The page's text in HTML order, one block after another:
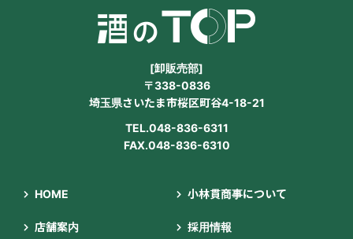
[卸販売部]
〒338-0836
埼玉県さいたま市桜区町谷4-18-21
TEL.048-836-6311
FAX.048-836-6310
HOME 小林貫商事について
店舗案内 採用情報